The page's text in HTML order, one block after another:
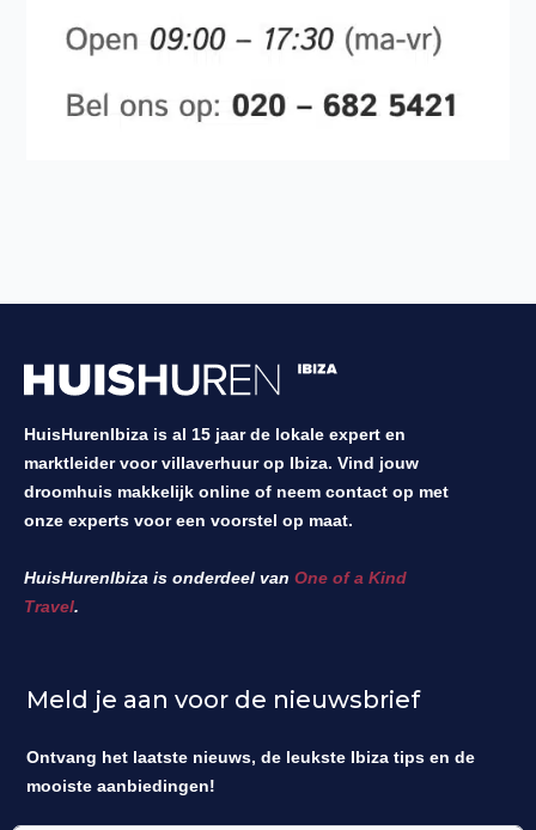
HuisHurenIbiza is al 15 jaar de lokale expert en
marktleider voor villaverhuur op Ibiza. Vind jouw
droomhuis makkelijk online of neem contact op met
onze experts voor een voorstel op maat.
HuisHurenIbiza is onderdeel van One of a Kind
Travel.
Meld je aan voor de nieuwsbrief
Ontvang het laatste nieuws, de leukste Ibiza tips en de
mooiste aanbiedingen!